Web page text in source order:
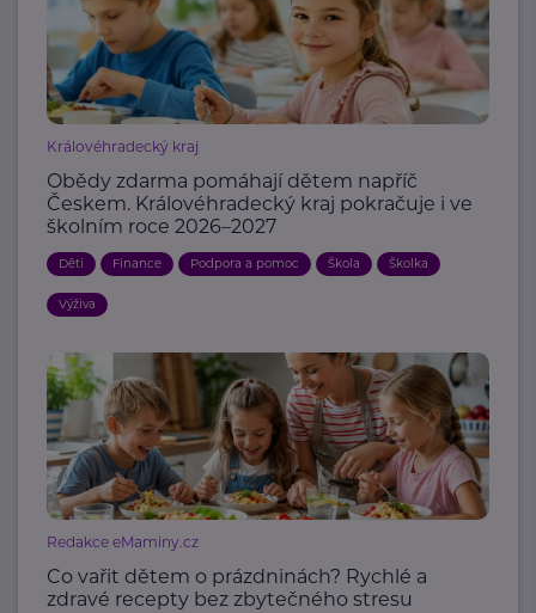
Královéhradecký kraj
Obědy zdarma pomáhají dětem napříč
Českem. Královéhradecký kraj pokračuje i ve
školním roce 2026–2027
Děti Finance Podpora a pomoc Škola Školka
Výživa
Redakce eMaminy.cz
Co vařit dětem o prázdninách? Rychlé a
zdravé recepty bez zbytečného stresu